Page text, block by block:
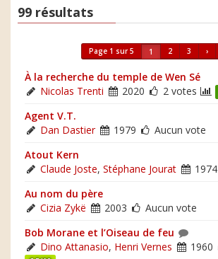
99 résultats
Page 1 sur 5 1 2 3 ›
À la recherche du temple de Wen Sé
Nicolas Trenti
2020 2 votes
Agent V.T.
Dan Dastier
1979
Aucun vote
Atout Kern
Claude Joste, Stéphane Jourat 1974
Au nom du père
Cizia Zykë
2003
Aucun vote
Bob Morane et l’Oiseau de feu
Dino Attanasio, Henri Vernes 1960